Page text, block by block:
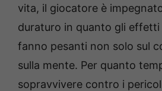
vita, il giocatore è
duraturo in quanto gli effetti
fanno pesanti non solo sul
sulla mente. Per quanto
sopravvivere contro i